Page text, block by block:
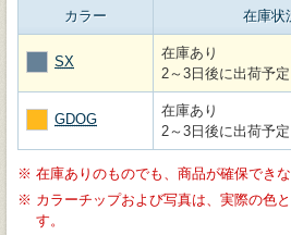
カラー 在庫状
SX
在庫あり
2～3日後に出荷予定
GDOG
在庫あり
2～3日後に出荷予定
※ 在庫ありのものでも、商品が確保できな
※ カラーチップおよび写真は、実際の色
す。